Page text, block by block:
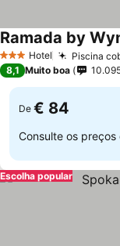
3 EstrelasHotel Piscina
Ramada by
8,1 Muito boa
De € 84
Consulte os preços
Escolha popular